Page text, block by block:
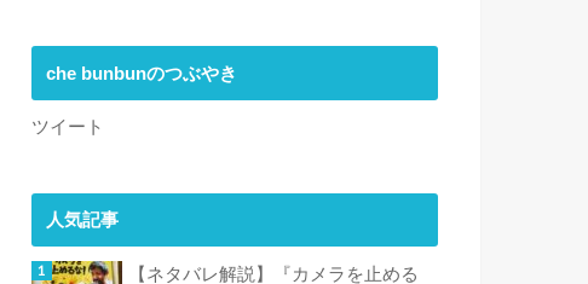
che bunbunのつぶやき
ツイート
人気記事
【ネタバレ解説】『カメラを止める